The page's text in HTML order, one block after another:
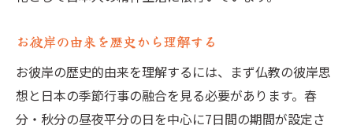
お彼岸の由来を歴史から理解する
お彼岸の歴史的由来を理解するには、まず仏教の彼岸思
想と日本の季節行事の融合を見る必要があります。春
分・秋分の昼夜平分の日を中心に7日間の期間が設定さ